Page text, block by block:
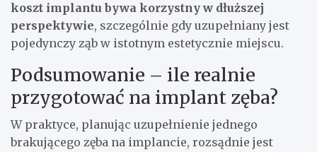
koszt implantu bywa korzystny w dłuższej
perspektywie, szczególnie gdy uzupełniany jest
pojedynczy ząb w istotnym estetycznie miejscu.
Podsumowanie – ile realnie
przygotować na implant zęba?
W praktyce, planując uzupełnienie jednego
brakującego zęba na implancie, rozsądnie jest